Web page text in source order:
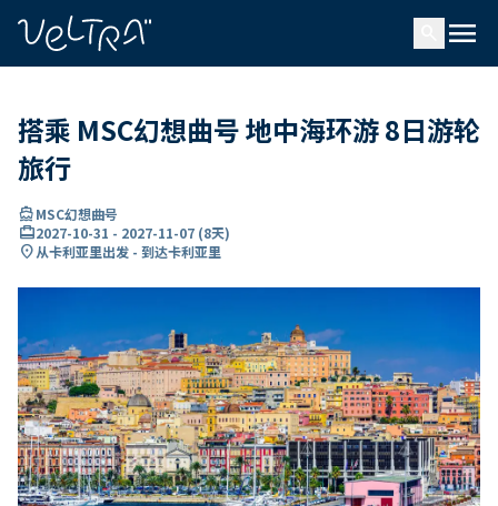
menu
搭乘 MSC幻想曲号 地中海环游 8日游轮
旅行
directions_boatMSC幻想曲号
card_travel2027-10-31 - 2027-11-07 (8天)
location_on从卡利亚里出发 - 到达卡利亚里